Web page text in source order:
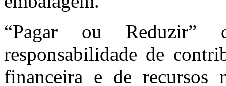
“Pagar ou Reduzir”
responsabilidade de
financeira e de recursos